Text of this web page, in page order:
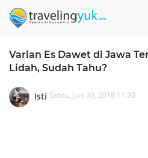
Varian Es Dawet di Jawa
Lidah, Sudah Tahu?
Isti Sabtu, Juni 30, 2018 11.30